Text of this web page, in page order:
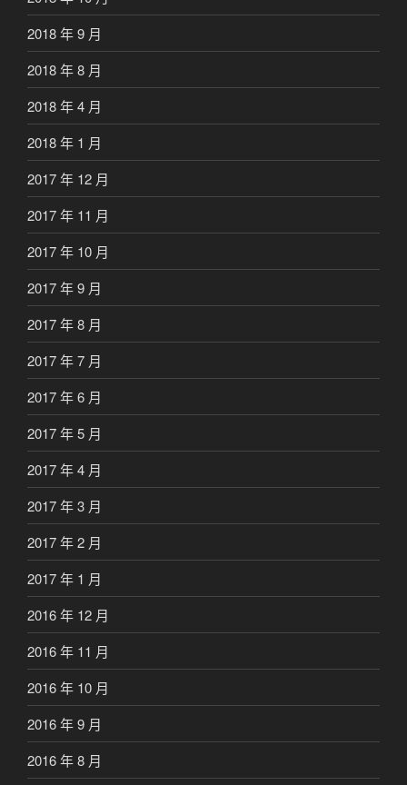
2018 年 9 月
2018 年 8 月
2018 年 4 月
2018 年 1 月
2017 年 12 月
2017 年 11 月
2017 年 10 月
2017 年 9 月
2017 年 8 月
2017 年 7 月
2017 年 6 月
2017 年 5 月
2017 年 4 月
2017 年 3 月
2017 年 2 月
2017 年 1 月
2016 年 12 月
2016 年 11 月
2016 年 10 月
2016 年 9 月
2016 年 8 月